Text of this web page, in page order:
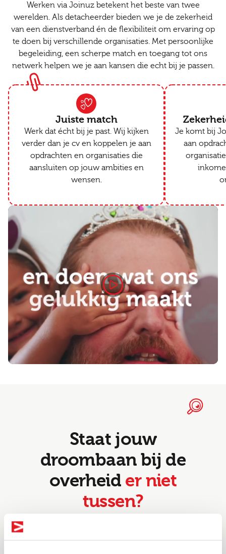
Werken via Joinuz betekent het beste van twee
werelden. Als detacheerder bieden we je de zekerheid
van een dienstverband én de flexibiliteit om ervaring op
te doen bij verschillende organisaties. Met persoonlijke
begeleiding, een scherpe match en toegang tot ons
netwerk helpen we je aan kansen die echt bij je passen.
Juiste match
Werk dat écht bij je past. Wij kijken
verder dan je cv en koppelen je aan
opdrachten en organisaties die
aansluiten op jouw ambities en
wensen.
Je komt bij
aan
Staat jouw
droombaan bij de
overheid er niet
tussen?